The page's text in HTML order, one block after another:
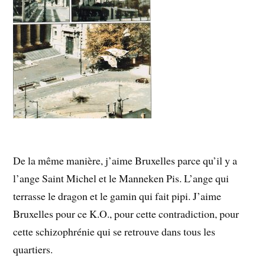
De la même manière, j’aime Bruxelles parce qu’il y a
l’ange Saint Michel et le Manneken Pis. L’ange qui
terrasse le dragon et le gamin qui fait pipi. J’aime
Bruxelles pour ce K.O., pour cette contradiction, pour
cette schizophrénie qui se retrouve dans tous les
quartiers.